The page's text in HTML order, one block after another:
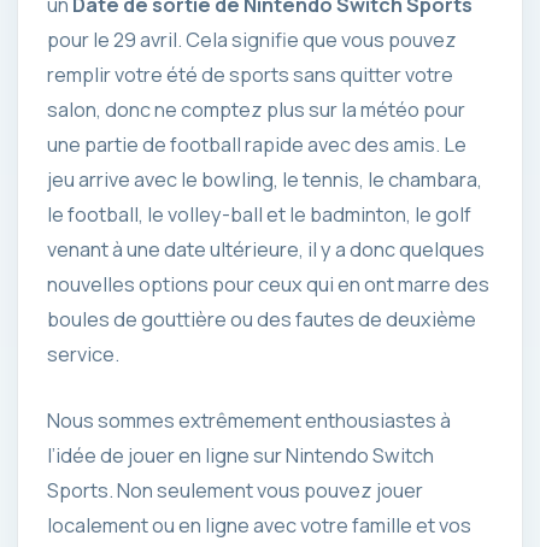
pour le 29 avril. Cela signifie que vous pouvez
remplir votre été de sports sans quitter votre
salon, donc ne comptez plus sur la météo pour
une partie de football rapide avec des amis. Le
jeu arrive avec le bowling, le tennis, le chambara,
le football, le volley-ball et le badminton, le golf
venant à une date ultérieure, il y a donc quelques
nouvelles options pour ceux qui en ont marre des
boules de gouttière ou des fautes de deuxième
service.
Nous sommes extrêmement enthousiastes à
l’idée de jouer en ligne sur Nintendo Switch
Sports. Non seulement vous pouvez jouer
localement ou en ligne avec votre famille et vos